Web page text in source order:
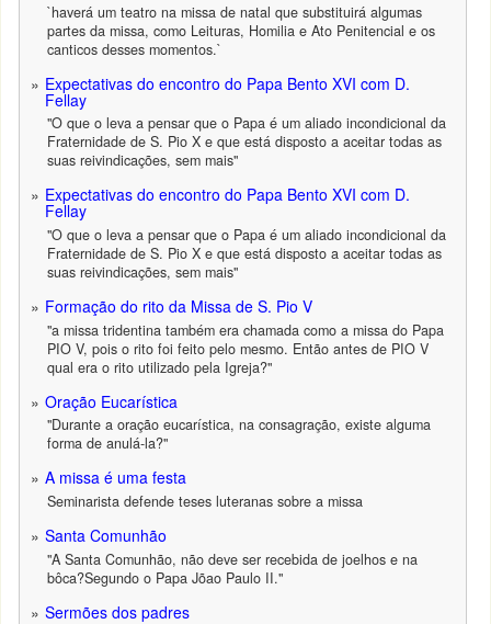
`haverá um teatro na missa de natal que substituirá algumas
partes da missa, como Leituras, Homilia e Ato Penitencial e os
canticos desses momentos.`
Expectativas do encontro do Papa Bento XVI com D.
Fellay
"O que o leva a pensar que o Papa é um aliado incondicional da
Fraternidade de S. Pio X e que está disposto a aceitar todas as
suas reivindicações, sem mais"
Expectativas do encontro do Papa Bento XVI com D.
Fellay
"O que o leva a pensar que o Papa é um aliado incondicional da
Fraternidade de S. Pio X e que está disposto a aceitar todas as
suas reivindicações, sem mais"
Formação do rito da Missa de S. Pio V
"a missa tridentina também era chamada como a missa do Papa
PIO V, pois o rito foi feito pelo mesmo. Então antes de PIO V
qual era o rito utilizado pela Igreja?"
Oração Eucarística
"Durante a oração eucarística, na consagração, existe alguma
forma de anulá-la?"
A missa é uma festa
Seminarista defende teses luteranas sobre a missa
Santa Comunhão
"A Santa Comunhão, não deve ser recebida de joelhos e na
bôca?Segundo o Papa Jõao Paulo II."
Sermões dos padres